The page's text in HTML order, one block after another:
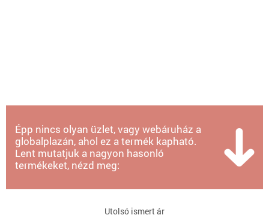
Épp nincs olyan üzlet, vagy webáruház a
globalplazán, ahol ez a termék kapható.
Lent mutatjuk a nagyon hasonló
termékeket, nézd meg:
Utolsó ismert ár